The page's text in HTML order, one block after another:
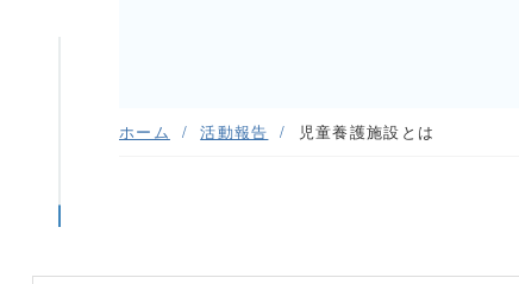
ホーム 活動報告 児童養護施設とは